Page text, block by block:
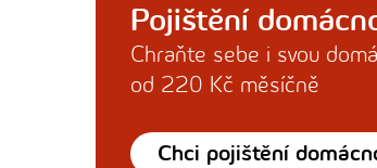
Pojištění
Chraňte sebe i svou
od 220 Kč měsíčně
Chci pojištění